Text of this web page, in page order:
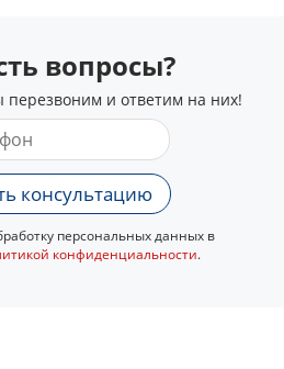
вопросы?
перезвоним и ответим на них!
консультацию
персональных данных в
конфиденциальности.